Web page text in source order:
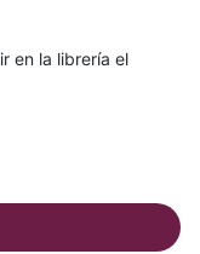
en la librería el